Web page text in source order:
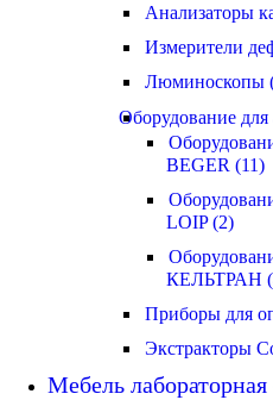
Анализаторы
Измерители
Люминоскопы
Оборудование
BEGER (11)
LOIP (2)
КЕЛЬТРАН
Приборы для
Экстракторы
Мебель